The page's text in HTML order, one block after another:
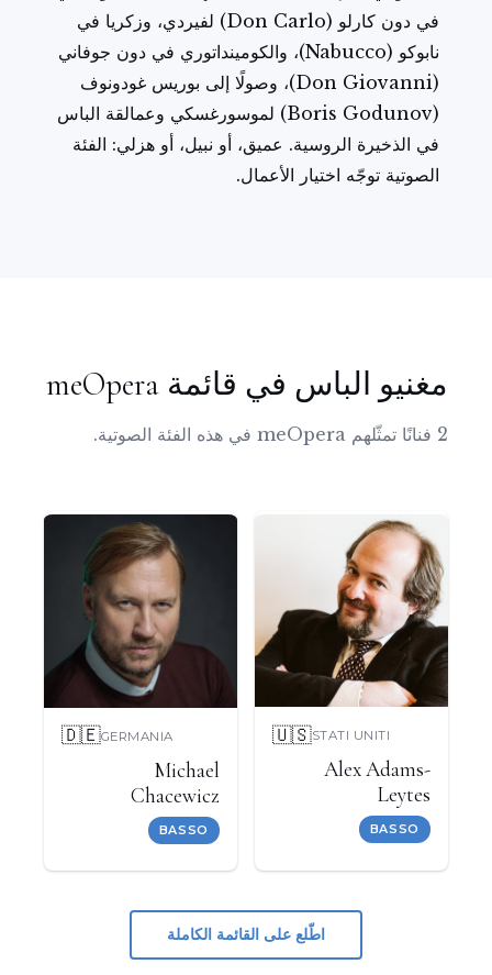
في دون كارلو (Don Carlo) لفيردي، وزكريا في
نابوكو (Nabucco)، والكومينداتوري في دون جوفاني
(Don Giovanni)، وصولًا إلى بوريس غودونوف
(Boris Godunov) لموسورغسكي وعمالقة الباس
في الذخيرة الروسية. عميق، أو نبيل، أو هزلي: الفئة
الصوتية توجّه اختيار الأعمال.
مغنيو الباس في قائمة meOpera
2 فنانًا تمثّلهم meOpera في هذه الفئة الصوتية.
🇺🇸STATI UNITI
Alex Adams-
Leytes
BASSO
🇩🇪GERMANIA
Michael
Chacewicz
BASSO
اطّلع على القائمة الكاملة